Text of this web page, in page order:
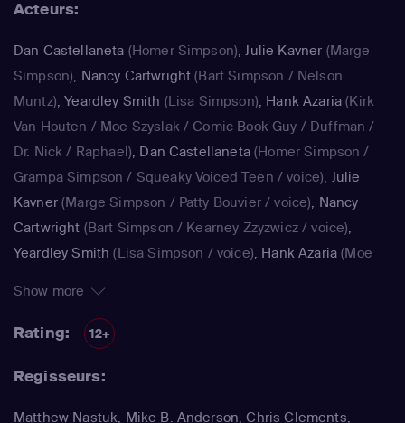
Acteurs:
Dan Castellaneta (Homer Simpson),Julie Kavner (Marge
Simpson), Nancy Cartwright (Bart Simpson / Nelson
Muntz),Yeardley Smith (Lisa Simpson), Hank Azaria (Kirk
Van Houten / Moe Szyslak / Comic Book Guy / Duffman /
Dr. Nick / Raphael), Dan Castellaneta(Homer Simpson /
Grampa Simpson / Squeaky Voiced Teen / voice), Julie
Kavner(Marge Simpson / Patty Bouvier / voice), Nancy
Cartwright (Bart Simpson / Kearney Zzyzwicz / voice),
Yeardley Smith (Lisa Simpson / voice), Hank Azaria (Moe
Castellaneta(Homer Simpson / Kodos)
(Bart Simpson)
Houten / Clancy Wiggum / Snake Jailbird / Maximilian von
Show more
Rating: 12+
Regisseurs:
Matthew Nastuk, Mike B. Anderson, Chris Clements,